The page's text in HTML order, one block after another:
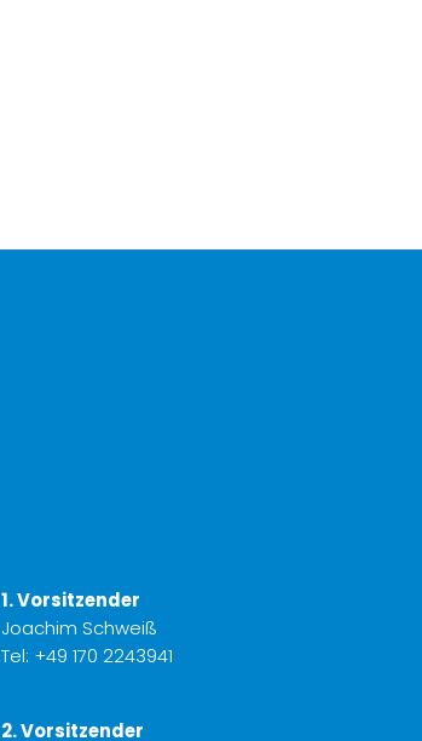
1. Vorsitzender
Joachim Schweiß
Tel: +49 170 2243941
2. Vorsitzender